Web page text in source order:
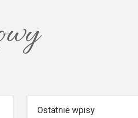
Ostatnie wpisy